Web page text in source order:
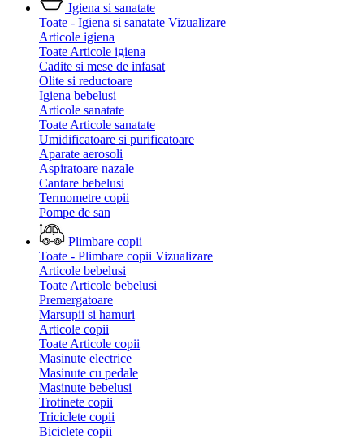
Igiena si sanatate
Toate - Igiena si sanatate Vizualizare
Articole igiena
Toate Articole igiena
Cadite si mese de infasat
Olite si reductoare
Igiena bebelusi
Articole sanatate
Toate Articole sanatate
Umidificatoare si purificatoare
Aparate aerosoli
Aspiratoare nazale
Cantare bebelusi
Termometre copii
Pompe de san
Plimbare copii
Toate - Plimbare copii Vizualizare
Articole bebelusi
Toate Articole bebelusi
Premergatoare
Marsupii si hamuri
Articole copii
Toate Articole copii
Masinute electrice
Masinute cu pedale
Masinute bebelusi
Trotinete copii
Triciclete copii
Biciclete copii